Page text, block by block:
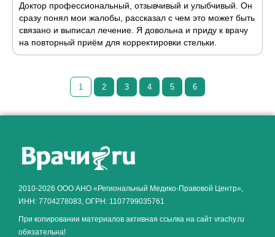
Доктор профессиональный, отзывчивый и улыбчивый. Он
сразу понял мои жалобы, рассказал с чем это может быть
связано и выписал лечение. Я довольна и приду к врачу
на повторный приём для корректировки стельки.
1 2 3 4 5 6
2010-2026 ООО АНО «Региональный Медико-Правовой Центр»,
ИНН: 7704278083, ОГРН: 1107799035761
При копировании материалов активная ссылка на сайт vrachy.ru
обязательна!